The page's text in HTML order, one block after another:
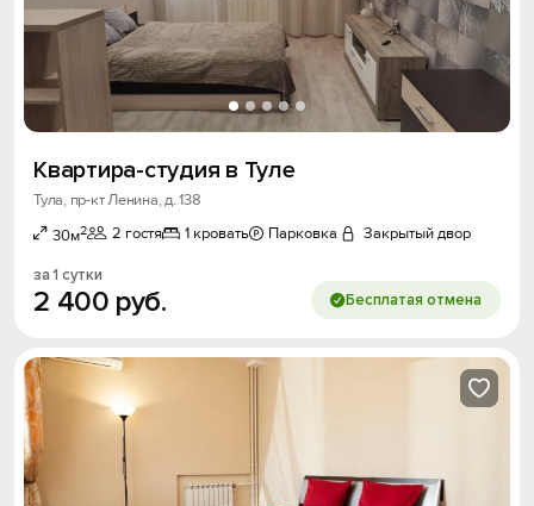
Квартира-студия в Туле
Тула, пр-кт Ленина, д. 138
30м2 2 гостя 1 кровать Парковка Закрытый двор
за 1 сутки
2 400 руб. Бесплатая отмена